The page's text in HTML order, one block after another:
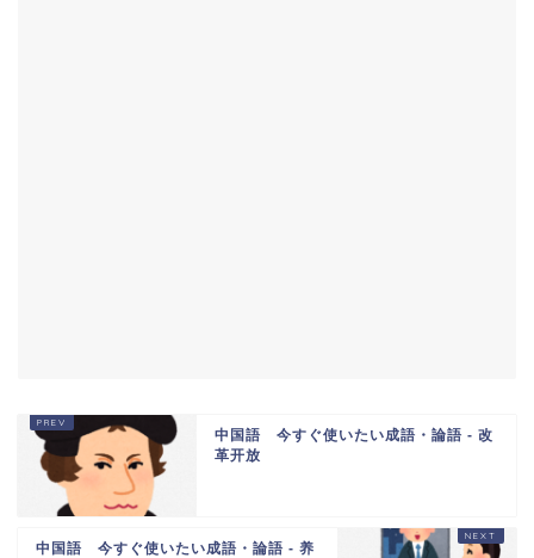
中国語 今すぐ使いたい成語・論語 - 改
革开放
中国語 今すぐ使いたい成語・論語 - 养